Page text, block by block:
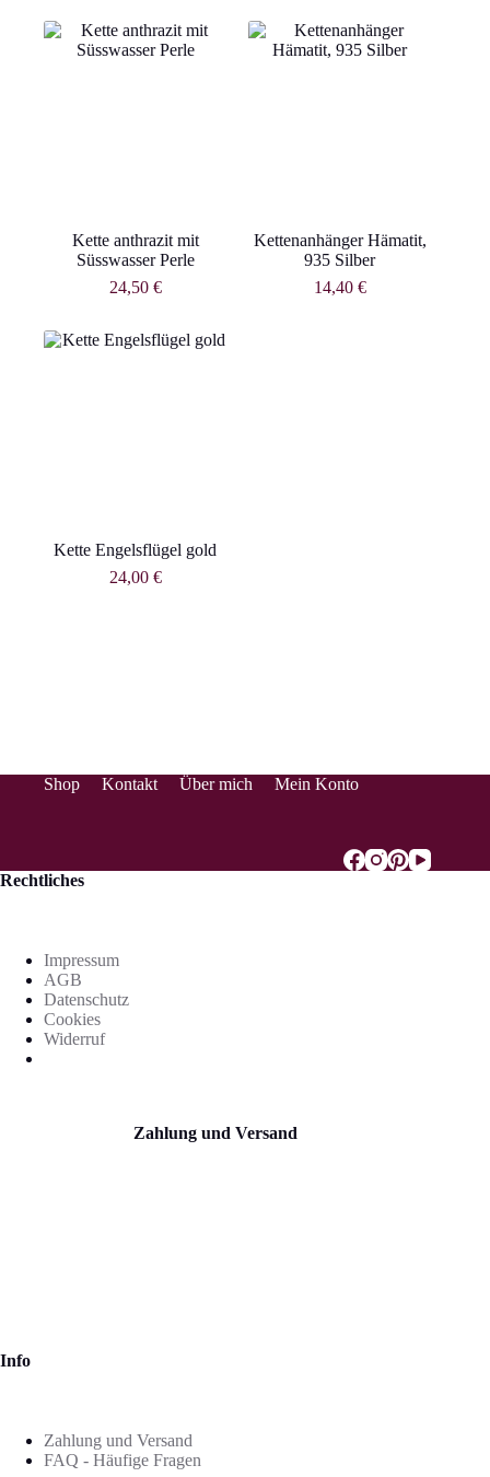
Kette anthrazit mit
Süsswasser Perle
24,50 €
Kettenanhänger Hämatit,
935 Silber
14,40 €
Kette Engelsflügel gold
24,00 €
Shop Kontakt Über mich Mein Konto
Rechtliches
Impressum
AGB
Datenschutz
Cookies
Widerruf
Zahlung und Versand
Info
Zahlung und Versand
FAQ - Häufige Fragen